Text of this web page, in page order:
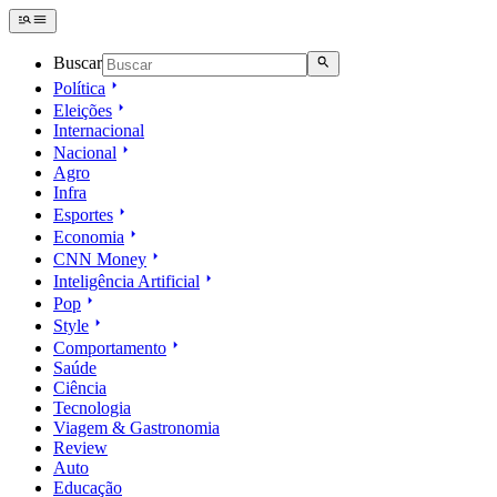
Buscar
Política
Eleições
Internacional
Nacional
Agro
Infra
Esportes
Economia
CNN Money
Inteligência Artificial
Pop
Style
Comportamento
Saúde
Ciência
Tecnologia
Viagem & Gastronomia
Review
Auto
Educação